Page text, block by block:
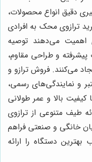
دقیق انواع محصولات،
ترازوی محک به افرادی
اهمیت می‌دهند توصیه
پیشرفته و طراحی مقاوم،
می‌کنند. فروش ترازو و
و نمایندگی‌های رسمی،
بالا و عمر طولانی
طیف متنوعی از ترازوی
خانگی و صنعتی فراهم
دستگاه را ارائه